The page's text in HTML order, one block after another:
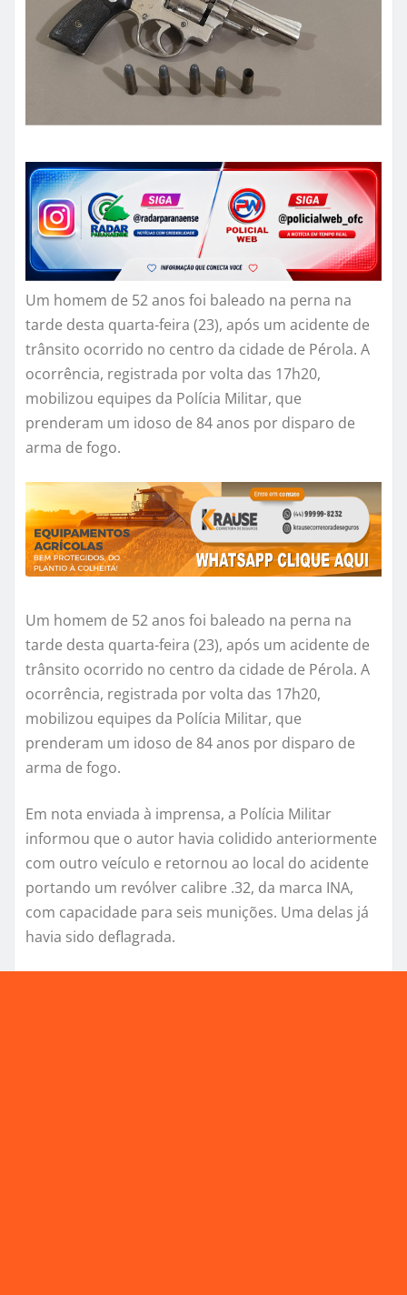
Um homem de 52 anos foi baleado na perna na
tarde desta quarta-feira (23), após um acidente de
trânsito ocorrido no centro da cidade de Pérola. A
ocorrência, registrada por volta das 17h20,
mobilizou equipes da Polícia Militar, que
prenderam um idoso de 84 anos por disparo de
arma de fogo.
Um homem de 52 anos foi baleado na perna na
tarde desta quarta-feira (23), após um acidente de
trânsito ocorrido no centro da cidade de Pérola. A
ocorrência, registrada por volta das 17h20,
mobilizou equipes da Polícia Militar, que
prenderam um idoso de 84 anos por disparo de
arma de fogo.
Em nota enviada à imprensa, a Polícia Militar
informou que o autor havia colidido anteriormente
com outro veículo e retornou ao local do acidente
portando um revólver calibre .32, da marca INA,
com capacidade para seis munições. Uma delas já
havia sido deflagrada.